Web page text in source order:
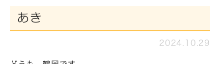
あき
2024.10.29